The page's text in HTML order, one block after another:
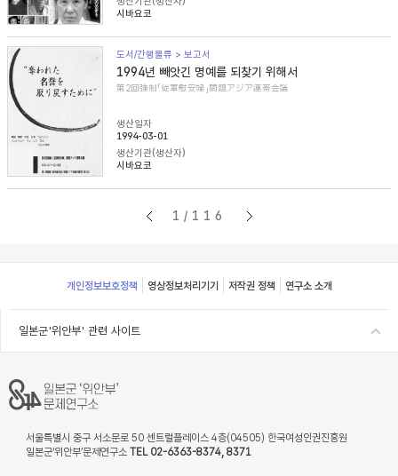
시바요코
도서/간행물류 > 보고서
1994년 빼앗긴 명예를 되찾기 위해서
第2回強制「従軍慰安婦」問題アジア連帯会議
생산일자
1994-03-01
생산기관(생산자)
시바요코
1/116
Footer
개인정보보호정책 영상정보처리기기 저작권 정책 연구소 소개
일본군'위안부' 관련 사이트
서울특별시 중구 서소문로 50 센트럴플레이스 4층(04505) 한국여성인권진흥원
일본군‘위안부’문제연구소 TEL 02-6363-8374, 8371